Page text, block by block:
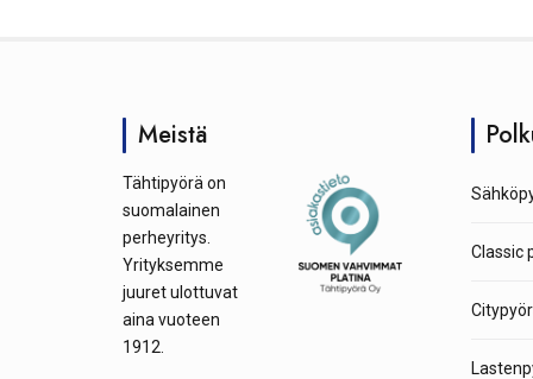
Meistä
Tähtipyörä on
suomalainen
perheyritys.
Yrityksemme
juuret ulottuvat
aina vuoteen
1912.
Classic